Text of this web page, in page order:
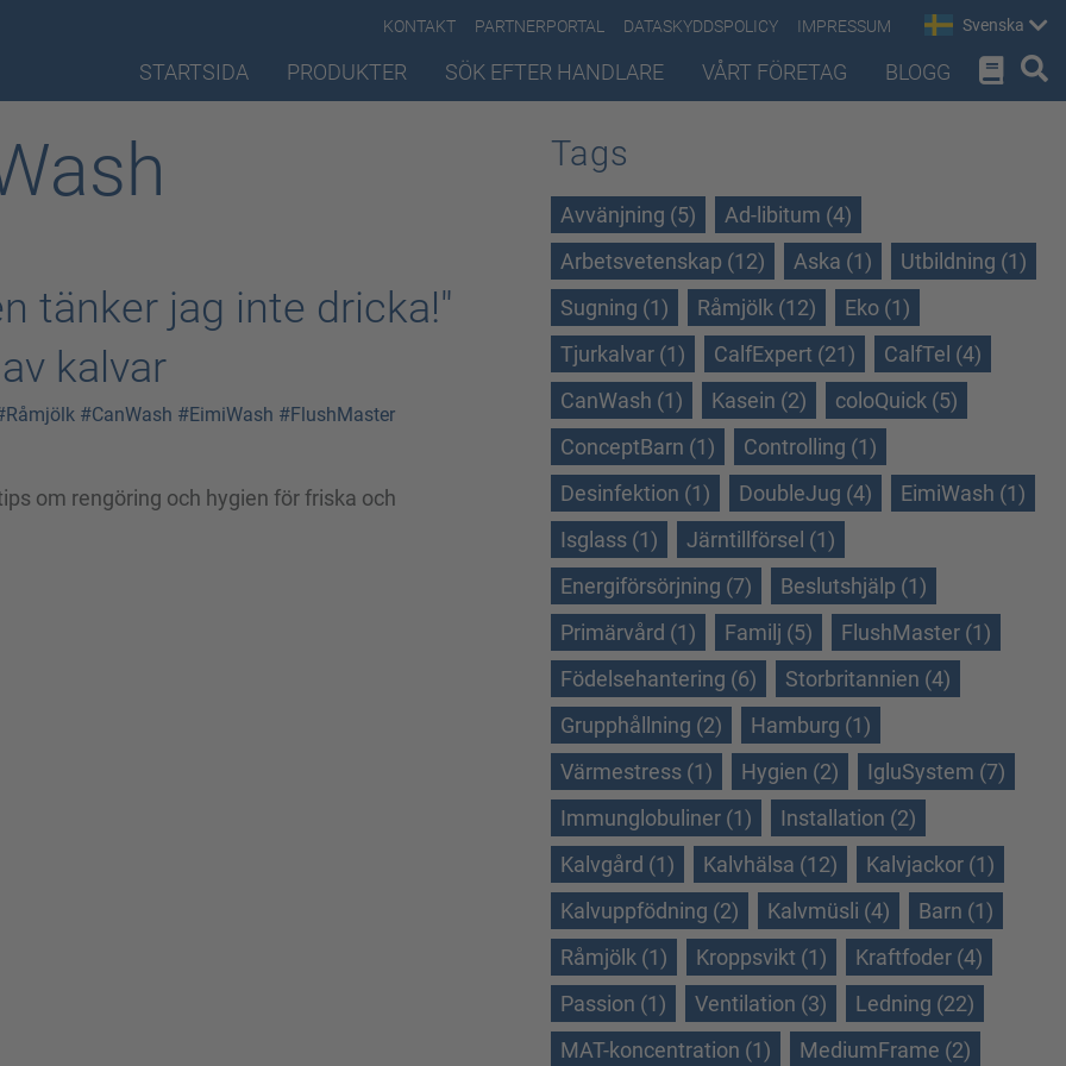
KONTAKT PARTNERPORTAL DATASKYDDSPOLICY IMPRESSUM Svenska
STARTSIDA PRODUKTER SÖK EFTER HANDLARE VÅRT FÖRETAG BLOGG
tänker jag inte dricka!"
kalvar
#CanWash #EimiWash #FlushMaster
om rengöring och hygien för friska och
Tags
Avvänjning (5)
Ad-libitum (4)
Arbetsvetenskap (12)
Aska (1)
Utbildning (1)
Sugning (1)
Råmjölk (12)
Eko (1)
Tjurkalvar (1)
CalfExpert (21)
CalfTel (4)
CanWash (1)
Kasein (2)
coloQuick (5)
ConceptBarn (1)
Controlling (1)
Desinfektion (1)
DoubleJug (4)
EimiWash (1)
Isglass (1)
Järntillförsel (1)
Energiförsörjning (7)
Beslutshjälp (1)
Primärvård (1)
Familj (5)
FlushMaster (1)
Födelsehantering (6)
Storbritannien (4)
Grupphållning (2)
Hamburg (1)
Värmestress (1)
Hygien (2)
IgluSystem (7)
Immunglobuliner (1)
Installation (2)
Kalvgård (1)
Kalvhälsa (12)
Kalvjackor (1)
Kalvuppfödning (2)
Kalvmüsli (4)
Barn (1)
Råmjölk (1)
Kroppsvikt (1)
Kraftfoder (4)
Passion (1)
Ventilation (3)
Ledning (22)
MAT-koncentration (1)
MediumFrame (2)